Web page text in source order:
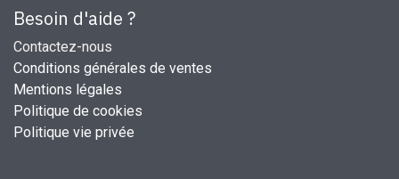
Besoin d'aide ?
Contactez-nous
Conditions générales de ventes
Mentions légales
Politique de cookies
Politique vie privée